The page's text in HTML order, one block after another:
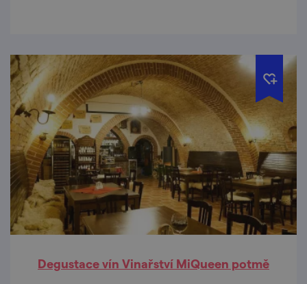
Degustace vín Vinařství MiQueen potmě